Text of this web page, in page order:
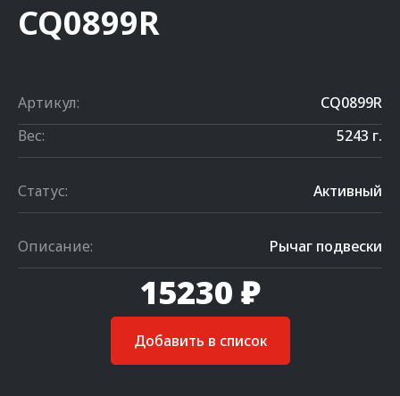
CQ0899R
Артикул:
CQ0899R
Вес:
5243 г.
Статус: Активный
Описание: Рычаг подвески
15230 ₽
Добавить в список